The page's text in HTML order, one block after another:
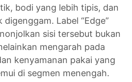
bodi yang lebih tipis, dan
Label “Edge”
sisi tersebut bukan
mengarah pada
kenyamanan pakai yang
di segmen menengah.